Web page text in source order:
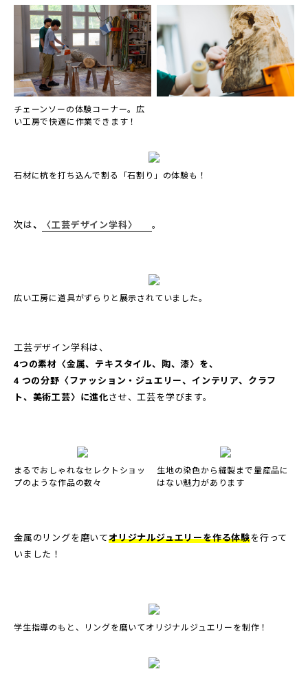
チェーンソーの体験コーナー。広
い工房で快適に作業できます！
石材に杭を打ち込んで割る「石割り」の体験も！
次は、 〈工芸デザイン学科〉 。
広い工房に道具がずらりと展示されていました。
工芸デザイン学科は、
4つの素材〈金属、テキスタイル、陶、漆〉を、
4 つの分野〈ファッション・ジュエリー、インテリア、クラフ
ト、美術工芸〉に進化させ、工芸を学びます。
まるでおしゃれなセレクトショッ
プのような作品の数々
生地の染色から縫製まで量産品に
はない魅力があります
金属のリングを磨いてオリジナルジュエリーを作る体験を行って
いました！
学生指導のもと、リングを磨いてオリジナルジュエリーを制作！